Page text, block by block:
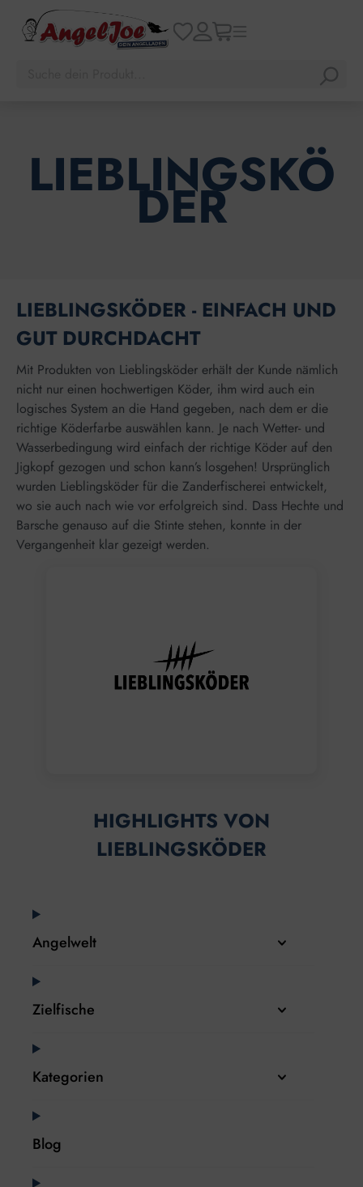
LIEBLINGSKÖ
DER
LIEBLINGSKÖDER - EINFACH UND
GUT DURCHDACHT
Mit Produkten von Lieblingsköder erhält der Kunde nämlich
nicht nur einen hochwertigen Köder, ihm wird auch ein
logisches System an die Hand gegeben, nach dem er die
richtige Köderfarbe auswählen kann. Je nach Wetter- und
Wasserbedingung wird einfach der richtige Köder auf den
Jigkopf gezogen und schon kann’s losgehen! Ursprünglich
wurden Lieblingsköder für die Zanderfischerei entwickelt,
wo sie auch nach wie vor erfolgreich sind. Dass Hechte und
Barsche genauso auf die Stinte stehen, konnte in der
Vergangenheit klar gezeigt werden.
HIGHLIGHTS VON
LIEBLINGSKÖDER
Angelwelt
Zielfische
Kategorien
Blog